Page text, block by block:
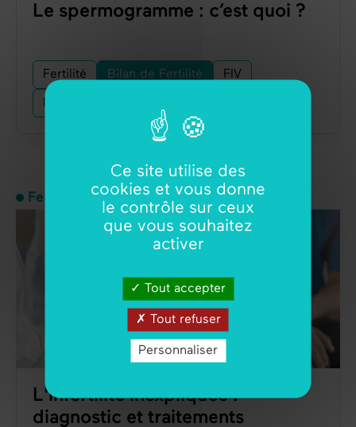
Le spermogramme : c’est quoi ?
Fertilité Bilan de Fertilité FIV
Fertilité
L'infertilité inexpliquée :
diagnostic et traitements
Ce site utilise des
cookies et vous donne
le contrôle sur ceux
que vous souhaitez
activer
Tout accepter
Tout refuser
Personnaliser